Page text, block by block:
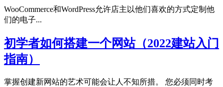
WooCommerce和WordPress允许店主以他们喜欢的方式定制他
们的电子...
初学者如何搭建一个网站（2022建站入门
指南）
掌握创建新网站的艺术可能会让人不知所措。 您必须同时考